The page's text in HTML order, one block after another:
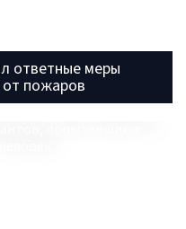
ответные меры
пожаров